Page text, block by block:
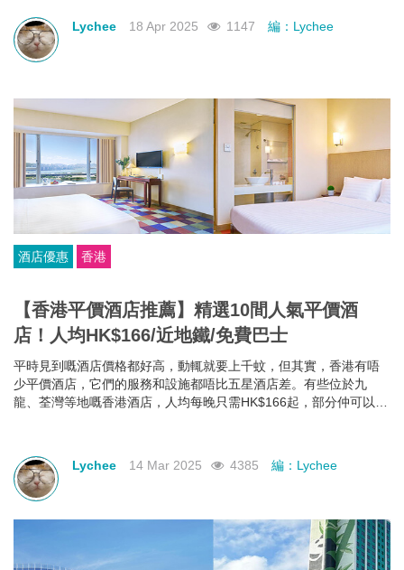
案尚未全面上架，但只要掌握好訂房時機，仍有機會撿到超值好
康！
Lychee 18 Apr 2025 1147 編：Lychee
酒店優惠 香港
【香港平價酒店推薦】精選10間人氣平價酒
店！人均HK$166/近地鐵/免費巴士
平時見到嘅酒店價格都好高，動輒就要上千蚊，但其實，香港有唔
少平價酒店，它們的服務和設施都唔比五星酒店差。有些位於九
龍、荃灣等地嘅香港酒店，人均每晚只需HK$166起，部分仲可以欣
Lychee
14 Mar 2025 4385 編：Lychee